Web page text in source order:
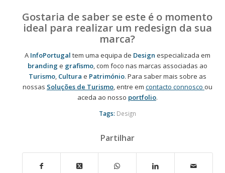
Gostaria de saber se este é o momento
ideal para realizar um redesign da sua
marca?
A InfoPortugal tem uma equipa de Design especializada em
branding e grafismo, com foco nas marcas associadas ao
Turismo, Cultura e Património. Para saber mais sobre as
nossas Soluções de Turismo, entre em contacto connosco ou
aceda ao nosso portfolio.
Tags: Design
Partilhar